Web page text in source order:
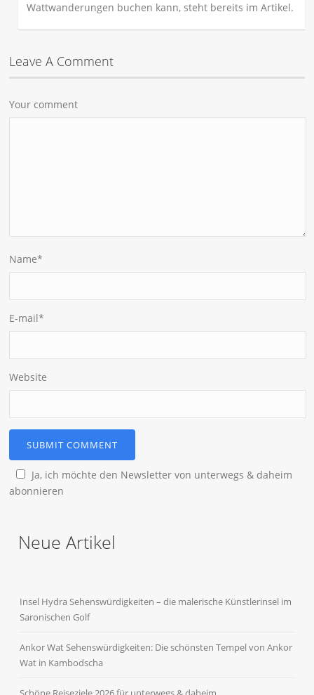
Wattwanderungen buchen kann, steht bereits im Artikel.
Leave A Comment
Your comment
Name*
E-mail*
Website
Ja, ich möchte den Newsletter von unterwegs & daheim
abonnieren
Neue Artikel
Insel Hydra Sehenswürdigkeiten – die malerische Künstlerinsel im
Saronischen Golf
Ankor Wat Sehenswürdigkeiten: Die schönsten Tempel von Ankor
Wat in Kambodscha